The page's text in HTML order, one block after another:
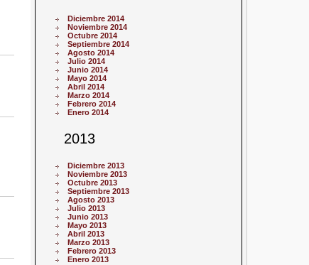
Diciembre 2014
Noviembre 2014
Octubre 2014
Septiembre 2014
Agosto 2014
Julio 2014
Junio 2014
Mayo 2014
Abril 2014
Marzo 2014
Febrero 2014
Enero 2014
2013
Diciembre 2013
Noviembre 2013
Octubre 2013
Septiembre 2013
Agosto 2013
Julio 2013
Junio 2013
Mayo 2013
Abril 2013
Marzo 2013
Febrero 2013
Enero 2013